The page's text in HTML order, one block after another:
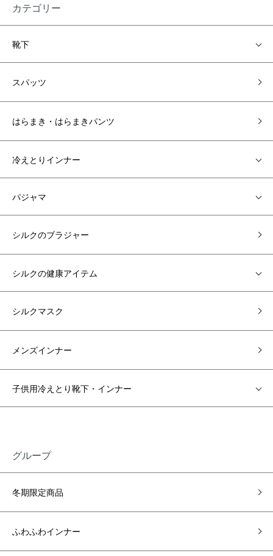
カテゴリー
靴下
スパッツ
はらまき・はらまきパンツ
冷えとりインナー
パジャマ
シルクのブラジャー
シルクの健康アイテム
シルクマスク
メンズインナー
子供用冷えとり靴下・インナー
グループ
冬期限定商品
ふわふわインナー